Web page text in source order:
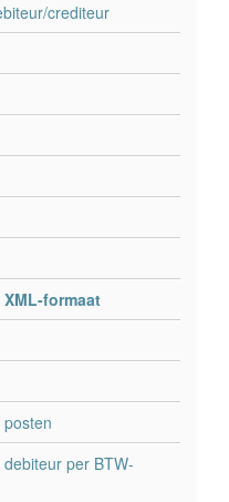
crediteur
formaat
per BTW-